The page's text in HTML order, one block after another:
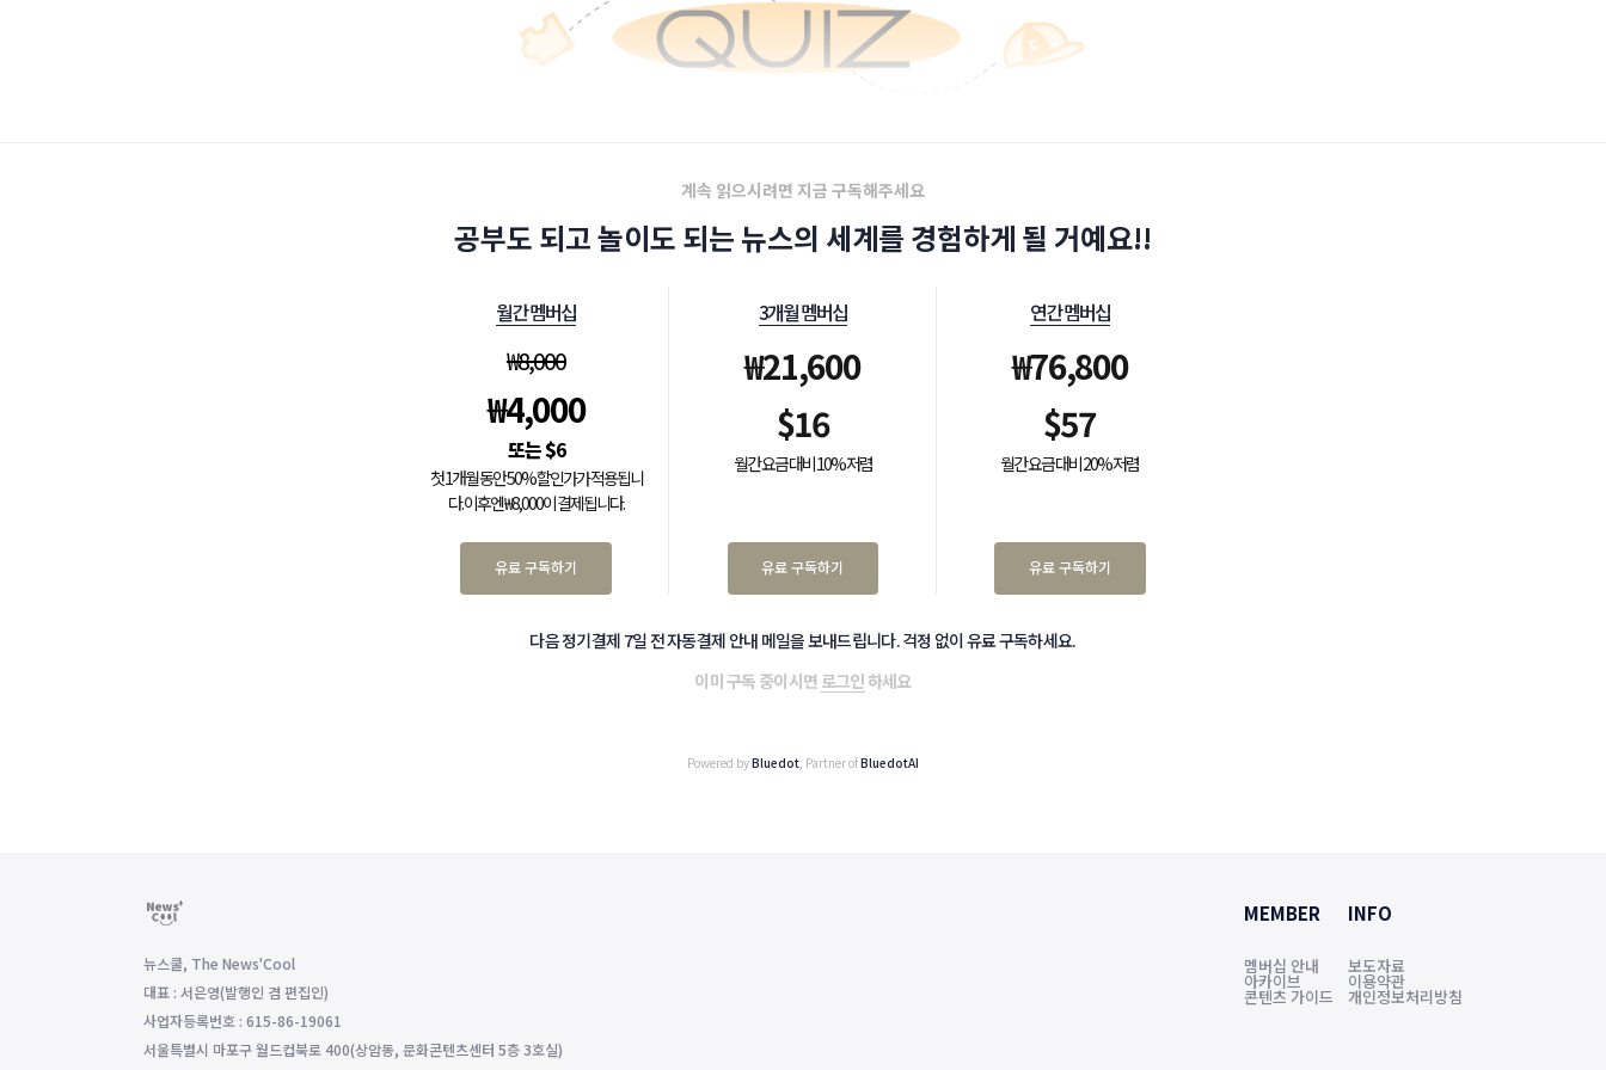
계속 읽으시려면 지금 구독해주세요
공부도 되고 놀이도 되는 뉴스의 세계를 경험하게 될 거예요!!
월간 멤버십
₩8,000
₩4,000
$6
첫 1개월 동안 50% 할인가가 적용됩니
다. 이후엔 ₩8,000이 결제됩니다.
유료 구독하기
3개월 멤버십
₩21,600
$16
월간 요금 대비 10% 저렴
유료 구독하기
연간 멤버십
₩76,800
$57
월간 요금 대비 20% 저렴
유료 구독하기
다음 정기결제 7일 전 자동결제 안내 메일을 보내드립니다. 걱정 없이 유료 구독하세요.
이미 구독 중이시면 로그인하세요
Powered byBluedot , Partner ofBluedotAI
뉴스쿨, The News'Cool
대표 : 서은영(발행인 겸 편집인)
사업자등록번호 : 615-86-19061
서울특별시 마포구 월드컵북로 400(상암동, 문화콘텐츠센터 5층 3호실)
MEMBER
멤버십 안내
아카이브
콘텐츠 가이드
INFO
보도자료
이용약관
개인정보처리방침